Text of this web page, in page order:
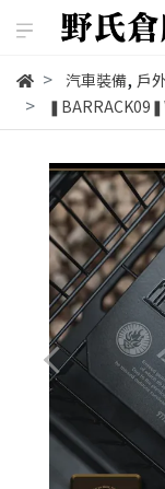
汽車裝備, 戶